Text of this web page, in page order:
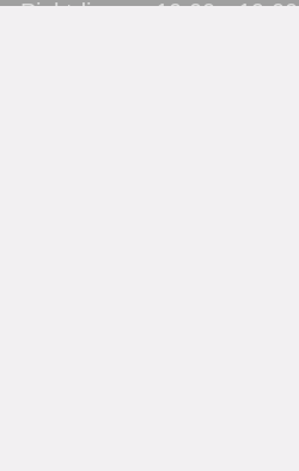
Piektdiena
10:00 - 19:00